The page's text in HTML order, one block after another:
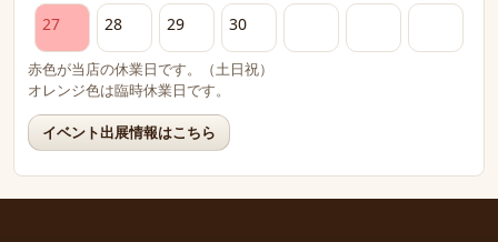
27 28 29 30
赤色が当店の休業日です。（土日祝）
オレンジ色は臨時休業日です。
イベント出展情報はこちら